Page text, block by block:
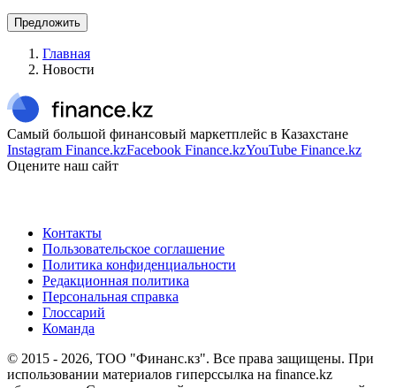
Предложить
Главная
Новости
Самый большой финансовый маркетплейс в Казахстане
Instagram Finance.kzFacebook Finance.kzYouTube Finance.kz
Оцените наш сайт
Контакты
Пользовательское соглашение
Политика конфиденциальности
Редакционная политика
Персональная справка
Глоссарий
Команда
© 2015 - 2026, ТОО "Финанс.кз". Все права защищены. При
использовании материалов гиперссылка на finance.kz